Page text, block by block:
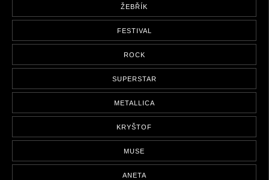
ŽEBŘÍK
FESTIVAL
ROCK
SUPERSTAR
METALLICA
KRYŠTOF
MUSE
ANETA